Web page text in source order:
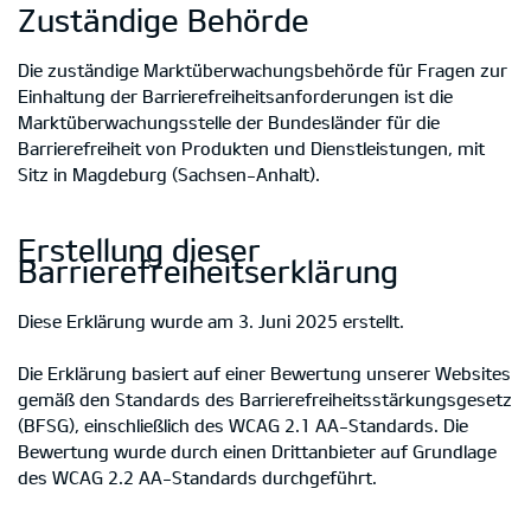
Zuständige Behörde
Die zuständige Marktüberwachungsbehörde für Fragen zur
Einhaltung der Barrierefreiheitsanforderungen ist die
Marktüberwachungsstelle der Bundesländer für die
Barrierefreiheit von Produkten und Dienstleistungen, mit
Sitz in Magdeburg (Sachsen-Anhalt).
Erstellung dieser
Barrierefreiheitserklärung
Diese Erklärung wurde am 3. Juni 2025 erstellt.
Die Erklärung basiert auf einer Bewertung unserer Websites
gemäß den Standards des Barrierefreiheitsstärkungsgesetz
(BFSG), einschließlich des WCAG 2.1 AA-Standards. Die
Bewertung wurde durch einen Drittanbieter auf Grundlage
des WCAG 2.2 AA-Standards durchgeführt.